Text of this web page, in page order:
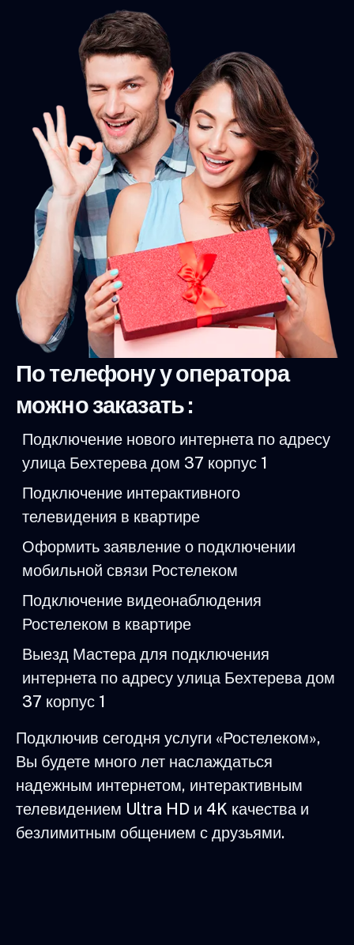
По телефону у оператора
можно заказать :
Подключение нового интернета по адресу
улица Бехтерева дом 37 корпус 1
Подключение интерактивного
телевидения в квартире
Оформить заявление о подключении
мобильной связи Ростелеком
Подключение видеонаблюдения
Ростелеком в квартире
Выезд Мастера для подключения
интернета по адресу улица Бехтерева дом
37 корпус 1
Подключив сегодня услуги «Ростелеком»,
Вы будете много лет наслаждаться
надежным интернетом, интерактивным
телевидением Ultra HD и 4K качества и
безлимитным общением с друзьями.